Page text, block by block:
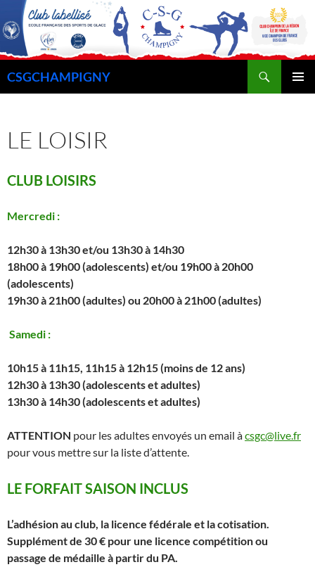
CSGCHAMPIGNY
LE LOISIR
CLUB LOISIRS
Mercredi :
12h30 à 13h30 et/ou 13h30 à 14h30
18h00 à 19h00 (adolescents) et/ou 19h00 à 20h00
(adolescents)
19h30 à 21h00 (adultes) ou 20h00 à 21h00 (adultes)
Samedi :
10h15 à 11h15, 11h15 à 12h15 (moins de 12 ans)
12h30 à 13h30 (adolescents et adultes)
13h30 à 14h30(adolescents et adultes)
ATTENTION pour les adultes envoyés un email àcsgc@live.fr
pour vous mettre sur la liste d’attente.
LE FORFAIT SAISON INCLUS
L’adhésion au club, la licence fédérale et la cotisation.
Supplément de 30 € pour une licence compétition ou
passage de médaille à partir du PA.